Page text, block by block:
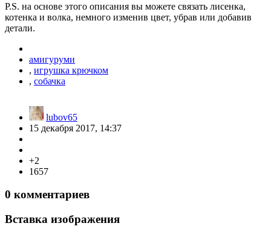
P.S. на основе этого описания вы можете связать лисенка,
котенка и волка, немного изменив цвет, убрав или добавив
детали.
амигуруми
, игрушка крючком
, собачка
lubov65
15 декабря 2017, 14:37
+2
1657
0 комментариев
Вставка изображения